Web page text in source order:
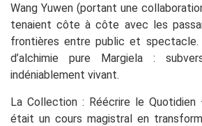
Wang Yuwen (portant une
tenaient côte à côte avec les
frontières entre public et spectacle.
d’alchimie pure Margiela :
indéniablement vivant.
La Collection : Réécrire le
était un cours magistral en